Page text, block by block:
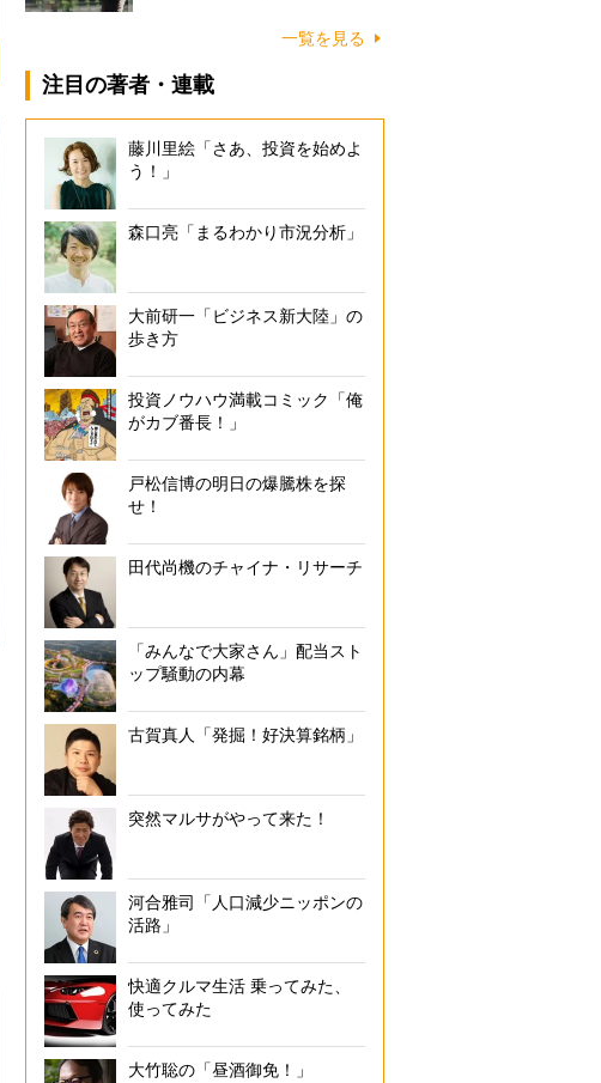
一覧を見る
注目の著者・連載
藤川里絵「さあ、投資を始めよ
う！」
森口亮「まるわかり市況分析」
大前研一「ビジネス新大陸」の
歩き方
投資ノウハウ満載コミック「俺
がカブ番長！」
戸松信博の明日の爆騰株を探
せ！
田代尚機のチャイナ・リサーチ
「みんなで大家さん」配当スト
ップ騒動の内幕
古賀真人「発掘！好決算銘柄」
突然マルサがやって来た！
河合雅司「人口減少ニッポンの
活路」
快適クルマ生活 乗ってみた、
使ってみた
大竹聡の「昼酒御免！」